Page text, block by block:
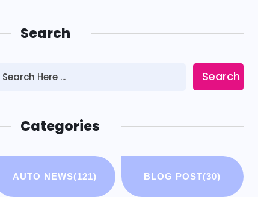
Search
Search
Categories
AUTO NEWS(121) BLOG POST(30)